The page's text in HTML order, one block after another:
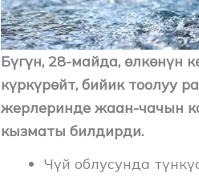
Бүгүн, 28-майда, өлкөнүн
күркүрөйт, бийик тоолуу
жерлеринде жаан-чачын
кызматы билдирди.
Чүй облусунда